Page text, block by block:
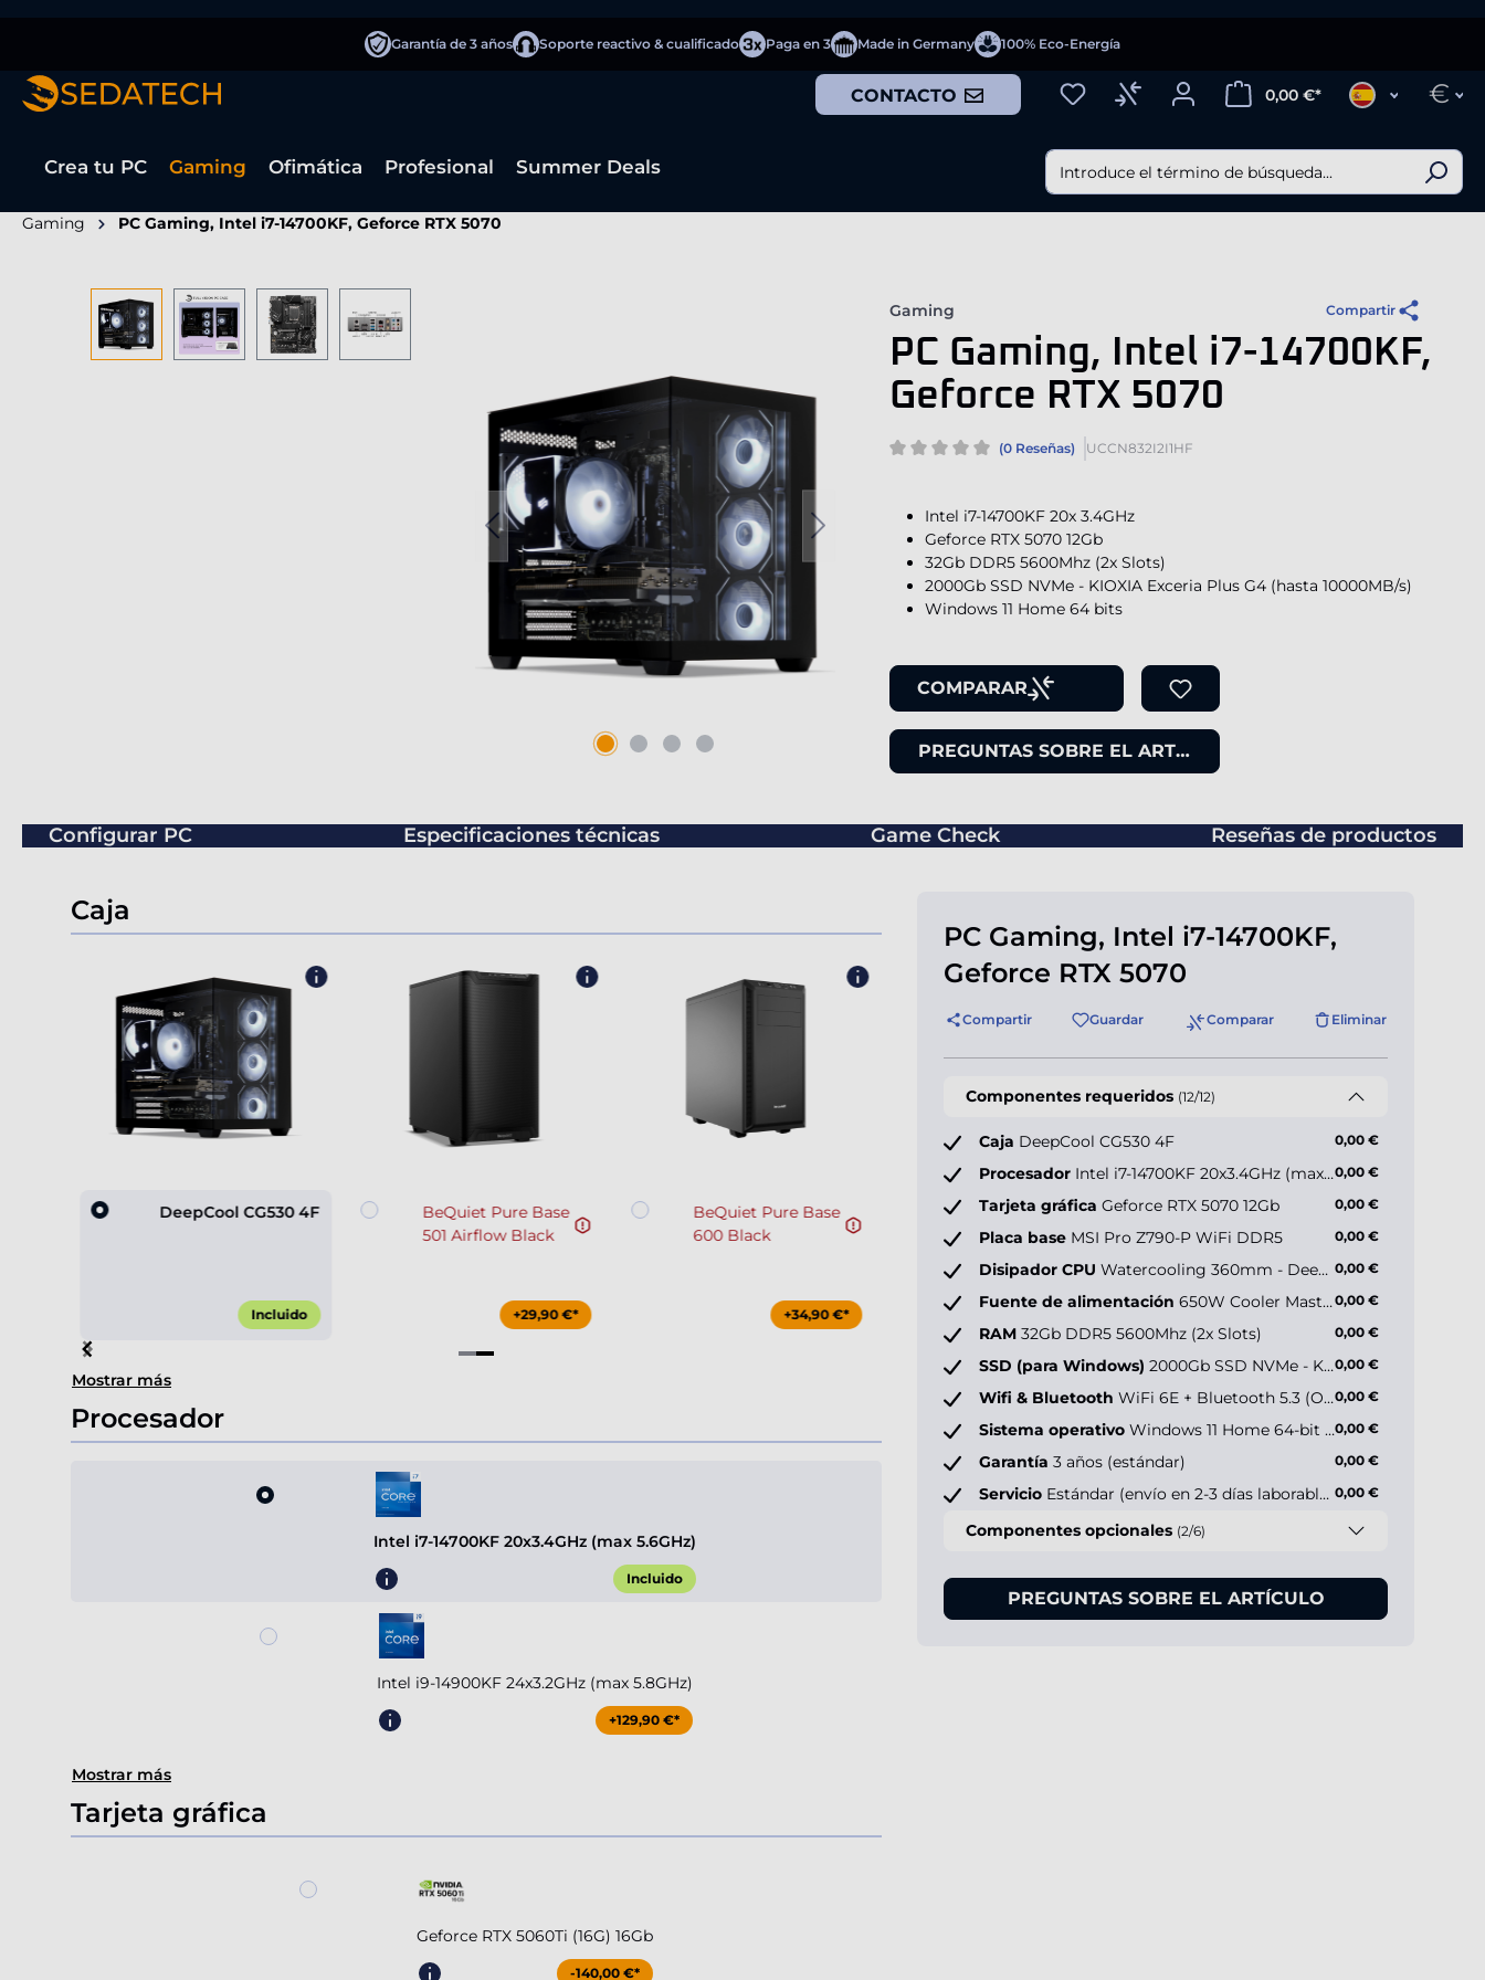
Garantía de 3 años Soporte reactivo & cualificado Paga en 3 Made in Germany 100% Eco-Energía
CONTACTO 0,00 €* €
Crea tu PC Gaming Ofimática Profesional Summer Deals
Gaming PC Gaming, Intel i7-14700KF, Geforce RTX 5070
Omitir galería de imágenes
Gaming Compartir
PC Gaming, Intel i7-14700KF,
Geforce RTX 5070
(0 Reseñas) UCCN832I2I1HF
Intel i7-14700KF 20x 3.4GHz
Geforce RTX 5070 12Gb
32Gb DDR5 5600Mhz (2x Slots)
2000Gb SSD NVMe - KIOXIA Exceria Plus G4 (hasta 10000MB/s)
Windows 11 Home 64 bits
COMPARAR
PREGUNTAS SOBRE EL ARTÍCULO
Configurar PC Especificaciones técnicas Game Check Reseñas de productos
Caja
DeepCool CG530 4F
Incluido
BeQuiet Pure Base
501 Airflow Black
+29,90 €*
BeQuiet Pure Base
600 Black
+34,90 €*
Item
2
of
4
Mostrar más
Procesador
Intel i7-14700KF 20x3.4GHz (max 5.6GHz)
Incluido
Intel i9-14900KF 24x3.2GHz (max 5.8GHz)
+129,90 €*
Mostrar más
Tarjeta gráfica
Geforce RTX 5060Ti (16G) 16Gb
-140,00 €*
PC Gaming, Intel i7-14700KF,
Geforce RTX 5070
Compartir Guardar Comparar Eliminar
Componentes requeridos (12/12)
Caja DeepCool CG530 4F 0,00 €
Procesador Intel i7-14700KF 20x3.4GHz (max 5.6GHz)0,00 €
Tarjeta gráfica Geforce RTX 5070 12Gb 0,00 €
Placa base MSI Pro Z790-P WiFi DDR5 0,00 €
Disipador CPU Watercooling 360mm - Deepcool LE360 V2 ARGB 0,00 €
Fuente de alimentación 650W Cooler Master MWE V2 (80+ Gold)0,00 €
RAM 32Gb DDR5 5600Mhz (2x Slots) 0,00 €
SSD (para Windows) 2000Gb SSD NVMe - KIOXIA Exceria Plus G4 (hasta 10000MB/s)0,00 €
Wifi & Bluetooth WiFi 6E + Bluetooth 5.3 (Onboard)0,00 €
Sistema operativo Windows 11 Home 64-bit ES0,00 €
Garantía 3 años (estándar) 0,00 €
Servicio Estándar (envío en 2-3 días laborables) 0,00 €
Componentes opcionales (2/6)
PREGUNTAS SOBRE EL ARTÍCULO